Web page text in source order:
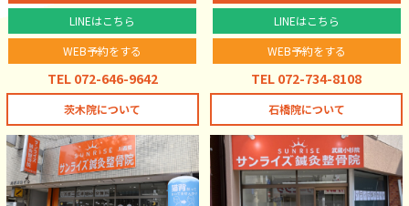
LINEはこちら
WEB予約をする
TEL 072-646-9642
茨木院について
LINEはこちら
WEB予約をする
TEL 072-734-8108
石橋院について